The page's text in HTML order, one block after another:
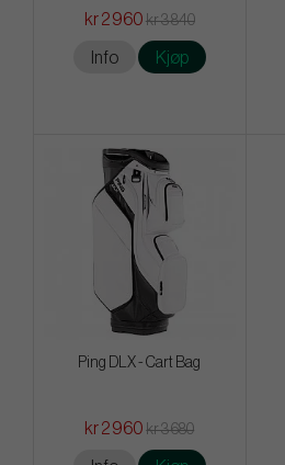
kr 2 960 kr 3 840
Info Kjøp
Ping DLX - Cart Bag
kr 2 960 kr 3 680